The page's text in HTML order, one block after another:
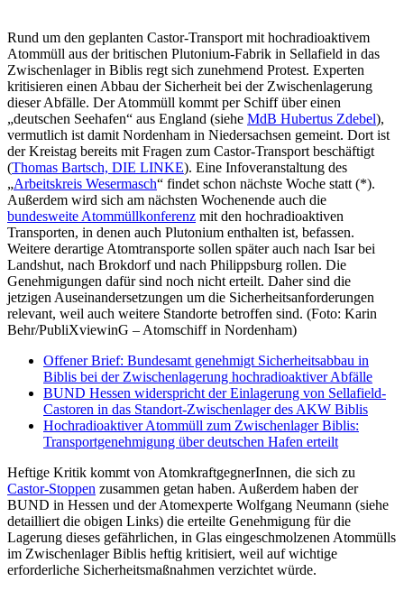
Rund um den geplanten Castor-Transport mit hochradioaktivem
Atommüll aus der britischen Plutonium-Fabrik in Sellafield in das
Zwischenlager in Biblis regt sich zunehmend Protest. Experten
kritisieren einen Abbau der Sicherheit bei der Zwischenlagerung
dieser Abfälle. Der Atommüll kommt per Schiff über einen
„deutschen Seehafen“ aus England (siehe MdB Hubertus Zdebel),
vermutlich ist damit Nordenham in Niedersachsen gemeint. Dort ist
der Kreistag bereits mit Fragen zum Castor-Transport beschäftigt
(Thomas Bartsch, DIE LINKE). Eine Infoveranstaltung des
„Arbeitskreis Wesermasch“ findet schon nächste Woche statt (*).
Außerdem wird sich am nächsten Wochenende auch die
bundesweite Atommüllkonferenz mit den hochradioaktiven
Transporten, in denen auch Plutonium enthalten ist, befassen.
Weitere derartige Atomtransporte sollen später auch nach Isar bei
Landshut, nach Brokdorf und nach Philippsburg rollen. Die
Genehmigungen dafür sind noch nicht erteilt. Daher sind die
jetzigen Auseinandersetzungen um die Sicherheitsanforderungen
relevant, weil auch weitere Standorte betroffen sind. (Foto: Karin
Behr/PubliXviewinG – Atomschiff in Nordenham)
Offener Brief: Bundesamt genehmigt Sicherheitsabbau in
Biblis bei der Zwischenlagerung hochradioaktiver Abfälle
BUND Hessen widerspricht der Einlagerung von Sellafield-
Castoren in das Standort-Zwischenlager des AKW Biblis
Hochradioaktiver Atommüll zum Zwischenlager Biblis:
Transportgenehmigung über deutschen Hafen erteilt
Heftige Kritik kommt von AtomkraftgegnerInnen, die sich zu
Castor-Stoppen zusammen getan haben. Außerdem haben der
BUND in Hessen und der Atomexperte Wolfgang Neumann (siehe
detailliert die obigen Links) die erteilte Genehmigung für die
Lagerung dieses gefährlichen, in Glas eingeschmolzenen Atommülls
im Zwischenlager Biblis heftig kritisiert, weil auf wichtige
erforderliche Sicherheitsmaßnahmen verzichtet würde.